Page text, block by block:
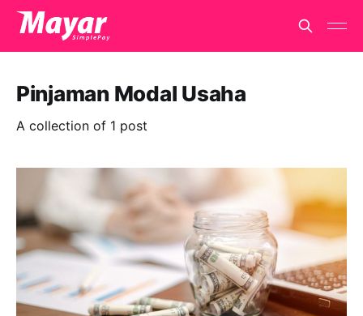
Pinjaman Modal Usaha
A collection of 1 post